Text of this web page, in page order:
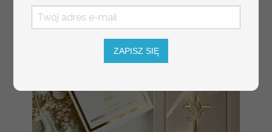
ZAPISZ SIĘ